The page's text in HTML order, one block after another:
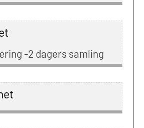
-2 dagers samling